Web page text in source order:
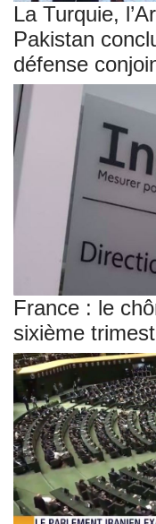
La Turquie,
Pakistan
défense
France : le
sixième